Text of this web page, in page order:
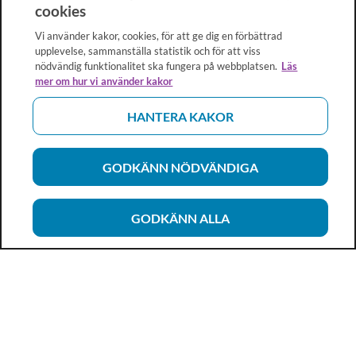
cookies
Vi använder kakor, cookies, för att ge dig en förbättrad
upplevelse, sammanställa statistik och för att viss
nödvändig funktionalitet ska fungera på webbplatsen. Läs
mer om hur vi använder kakor
HANTERA KAKOR
GODKÄNN NÖDVÄNDIGA
GODKÄNN ALLA